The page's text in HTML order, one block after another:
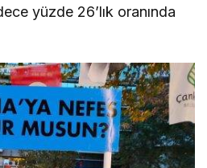
yüzde 26’lık oranında